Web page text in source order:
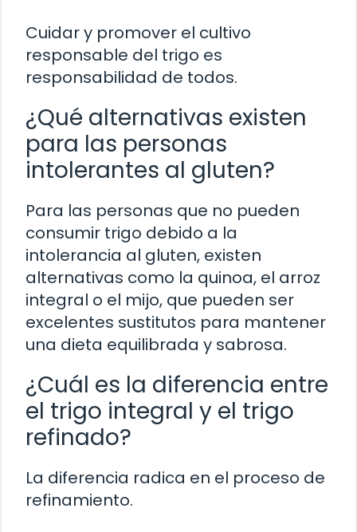
Cuidar y promover el cultivo
responsable del trigo es
responsabilidad de todos.
¿Qué alternativas existen
para las personas
intolerantes al gluten?
Para las personas que no pueden
consumir trigo debido a la
intolerancia al gluten, existen
alternativas como la quinoa, el arroz
integral o el mijo, que pueden ser
excelentes sustitutos para mantener
una dieta equilibrada y sabrosa.
¿Cuál es la diferencia entre
el trigo integral y el trigo
refinado?
La diferencia radica en el proceso de
refinamiento.